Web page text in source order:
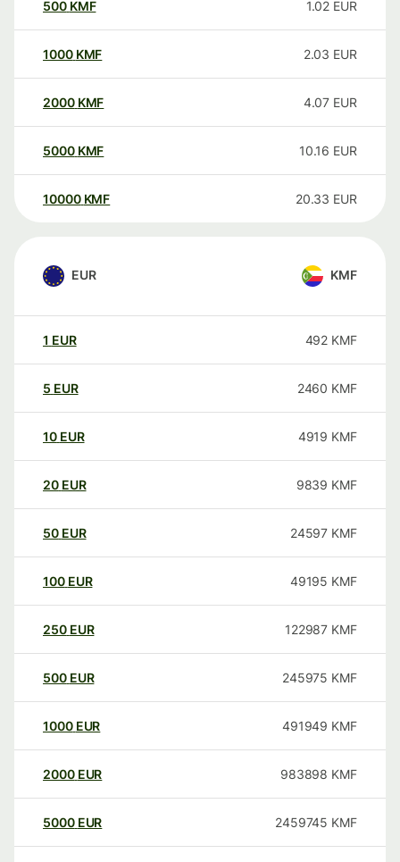
500 KMF 1.02 EUR
1000 KMF 2.03 EUR
2000 KMF 4.07 EUR
5000 KMF 10.16 EUR
10000 KMF 20.33 EUR
EUR KMF
1 EUR 492 KMF
5 EUR 2460 KMF
10 EUR 4919 KMF
20 EUR 9839 KMF
50 EUR 24597 KMF
100 EUR 49195 KMF
250 EUR 122987 KMF
500 EUR 245975 KMF
1000 EUR 491949 KMF
2000 EUR 983898 KMF
5000 EUR 2459745 KMF